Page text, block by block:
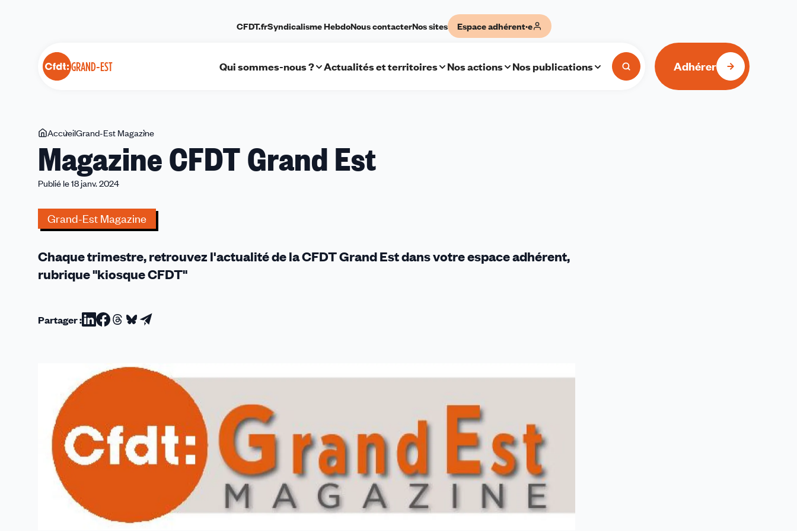
GRAND-EST
CFDT.frSyndicalisme HebdoNous contacterNos sites Espace adhérent·e
Qui sommes-nous ? Actualités et territoires Nos actions Nos publications Adhérer
Vous
êtes
ici
AccueilGrand-Est Magazine
CFDT
Grand
Magazine CFDT Grand Est
Publié le 18 janv. 2024
Grand-Est Magazine
Chaque trimestre, retrouvez l'actualité de la CFDT Grand Est dans votre espace adhérent,
rubrique "kiosque CFDT"
Partager :Partager
Linkedin
Partager
Facebook
Partager
Threads
Partager
Bluesky
Partager
email